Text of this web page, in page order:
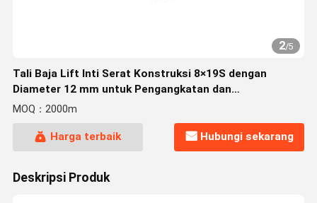
2/5
Tali Baja Lift Inti Serat Konstruksi 8×19S dengan
Diameter 12 mm untuk Pengangkatan dan
Pengangkatan
MOQ：2000m
Harga terbaik Hubungi sekarang
Deskripsi Produk